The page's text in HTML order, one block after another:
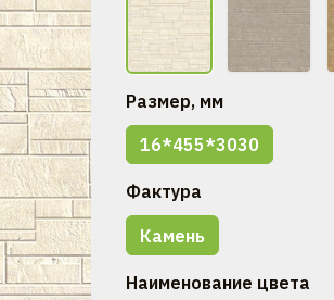
Размер, мм
16*455*3030
Фактура
Камень
Наименование цвета